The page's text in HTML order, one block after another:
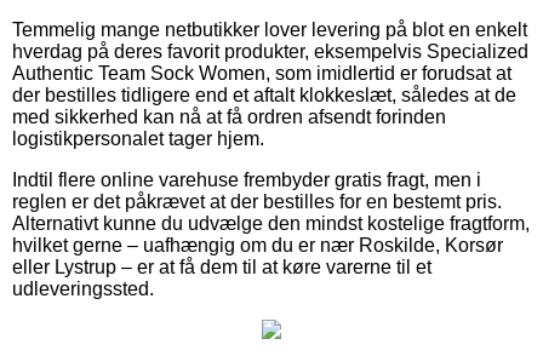
Temmelig mange netbutikker lover levering på blot en enkelt
hverdag på deres favorit produkter, eksempelvis Specialized
Authentic Team Sock Women, som imidlertid er forudsat at
der bestilles tidligere end et aftalt klokkeslæt, således at de
med sikkerhed kan nå at få ordren afsendt forinden
logistikpersonalet tager hjem.
Indtil flere online varehuse frembyder gratis fragt, men i
reglen er det påkrævet at der bestilles for en bestemt pris.
Alternativt kunne du udvælge den mindst kostelige fragtform,
hvilket gerne – uafhængig om du er nær Roskilde, Korsør
eller Lystrup – er at få dem til at køre varerne til et
udleveringssted.